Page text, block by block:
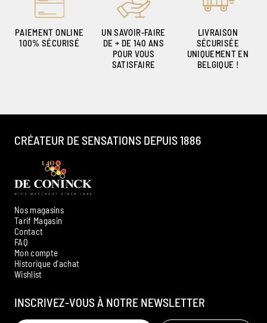
PAIEMENT ONLINE
100% SÉCURISÉ
UN SAVOIR-FAIRE
DE + DE 140 ANS
POUR VOUS
SATISFAIRE
LIVRAISON
SÉCURISÉE
UNIQUEMENT EN
BELGIQUE !
Nos magasins
Tarif Magasin
Contact
FAQ
Mon compte
Historique d'achat
Wishlist
INSCRIVEZ-VOUS À NOTRE NEWSLETTER
CRÉATEUR DE SENSATIONS DEPUIS 1886